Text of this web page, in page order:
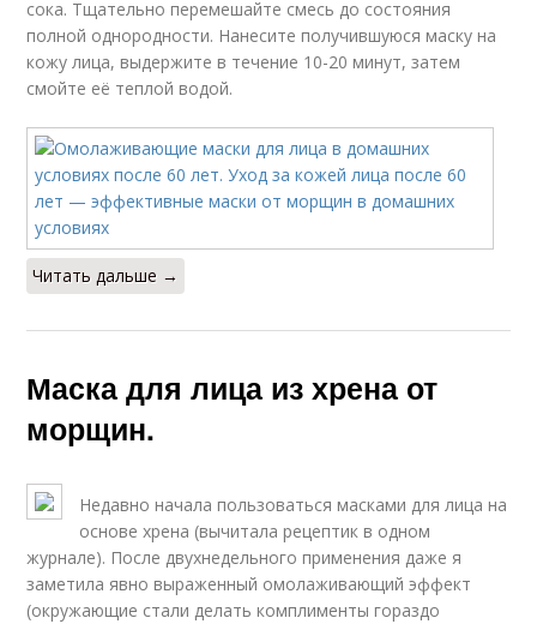
сока. Тщательно перемешайте смесь до состояния
полной однородности. Нанесите получившуюся маску на
кожу лица, выдержите в течение 10-20 минут, затем
смойте её теплой водой.
Читать дальше →
Маска для лица из хрена от
морщин.
Недавно начала пользоваться масками для лица на
основе хрена (вычитала рецептик в одном
журнале). После двухнедельного применения даже я
заметила явно выраженный омолаживающий эффект
(окружающие стали делать комплименты гораздо